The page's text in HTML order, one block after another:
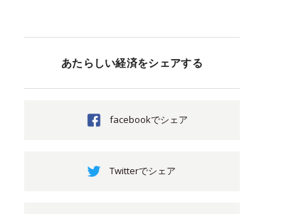
あたらしい経済をシェアする
facebookでシェア
Twitterでシェア